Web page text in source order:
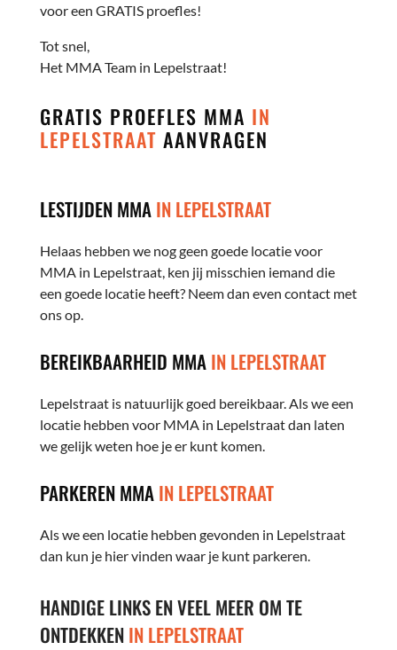
voor een GRATIS proefles!
Tot snel,
Het MMA Team in Lepelstraat!
GRATIS PROEFLES MMA IN
LEPELSTRAAT AANVRAGEN
LESTIJDEN MMAIN LEPELSTRAAT
Helaas hebben we nog geen goede locatie voor
MMA in Lepelstraat, ken jij misschien iemand die
een goede locatie heeft? Neem dan even contact met
ons op.
BEREIKBAARHEID MMAIN LEPELSTRAAT
Lepelstraat is natuurlijk goed bereikbaar. Als we een
locatie hebben voor MMA in Lepelstraat dan laten
we gelijk weten hoe je er kunt komen.
PARKEREN MMAIN LEPELSTRAAT
Als we een locatie hebben gevonden in Lepelstraat
dan kun je hier vinden waar je kunt parkeren.
HANDIGE LINKS EN VEEL MEER OM TE
ONTDEKKENIN LEPELSTRAAT